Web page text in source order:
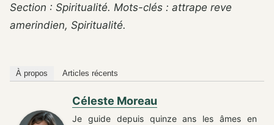
Section : Spiritualité. Mots-clés : attrape reve
amerindien, Spiritualité.
À propos Articles récents
Céleste Moreau
Je guide depuis quinze ans les âmes en